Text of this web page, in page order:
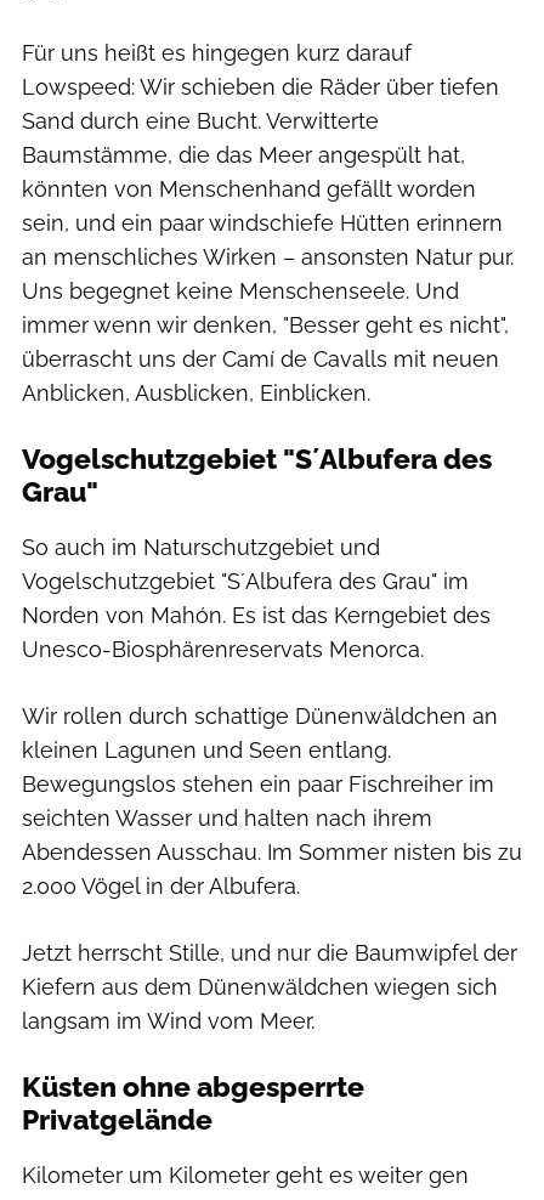
Für uns heißt es hingegen kurz darauf
Lowspeed: Wir schieben die Räder über tiefen
Sand durch eine Bucht. Verwitterte
Baumstämme, die das Meer angespült hat,
könnten von Menschenhand gefällt worden
sein, und ein paar windschiefe Hütten erinnern
an menschliches Wirken – ansonsten Natur pur.
Uns begegnet keine Menschenseele. Und
immer wenn wir denken, "Besser geht es nicht",
überrascht uns der Camí de Cavalls mit neuen
Anblicken, Ausblicken, Einblicken.
Vogelschutzgebiet "S´Albufera des
Grau"
So auch im Naturschutzgebiet und
Vogelschutzgebiet "S´Albufera des Grau" im
Norden von Mahón. Es ist das Kerngebiet des
Unesco-Biosphärenreservats Menorca.
Wir rollen durch schattige Dünenwäldchen an
kleinen Lagunen und Seen entlang.
Bewegungslos stehen ein paar Fischreiher im
seichten Wasser und halten nach ihrem
Abendessen Ausschau. Im Sommer nisten bis zu
2.000 Vögel in der Albufera.
Jetzt herrscht Stille, und nur die Baumwipfel der
Kiefern aus dem ­Dünenwäldchen wiegen sich
langsam im Wind vom Meer.
Küsten ohne abgesperrte
Privatgelände
Kilometer um Kilometer geht es weiter gen